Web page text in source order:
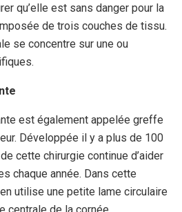
qu’elle est sans danger pour la
de trois couches de tissu.
se concentre sur une ou
est également appelée greffe
Développée il y a plus de 100
cette chirurgie continue d’aider
chaque année. Dans cette
utilise une petite lame circulaire
centrale de la cornée